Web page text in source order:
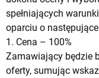
spełniających
oparciu o
1. Cena – 100%
Zamawiający będzie
oferty, sumując